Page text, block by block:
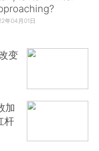
年04月01日
变
加
杆